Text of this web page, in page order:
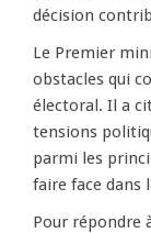
décision
Le Premier
obstacles qui
électoral. Il a
tensions
parmi les
faire face dans
Pour répondre